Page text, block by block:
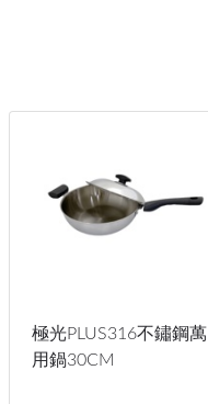
極光PLUS316不鏽鋼萬
用鍋30CM